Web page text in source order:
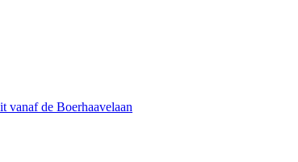
vanaf de Boerhaavelaan